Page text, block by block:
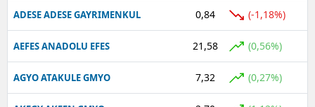
Iğdır
Yalova
Kilis
ADESE ADESE GAYRIMENKUL 0,84 (-1,18%)
AEFES ANADOLU EFES 21,58 (0,56%)
AGYO ATAKULE GMYO 7,32 (0,27%)